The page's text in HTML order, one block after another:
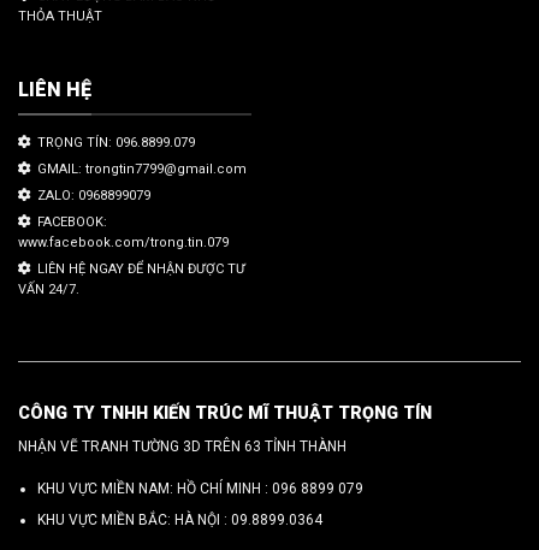
THỎA THUẬT
LIÊN HỆ
TRỌNG TÍN: 096.8899.079
GMAIL: trongtin7799@gmail.com
ZALO: 0968899079
FACEBOOK:
www.facebook.com/trong.tin.079
LIÊN HỆ NGAY ĐỂ NHẬN ĐƯỢC TƯ
VẤN 24/7.
CÔNG TY TNHH KIẾN TRÚC MĨ THUẬT TRỌNG TÍN
NHẬN VẼ TRANH TƯỜNG 3D TRÊN 63 TỈNH THÀNH
KHU VỰC MIỀN NAM: HỒ CHÍ MINH : 096 8899 079
KHU VỰC MIỀN BẮC: HÀ NỘI : 09.8899.0364